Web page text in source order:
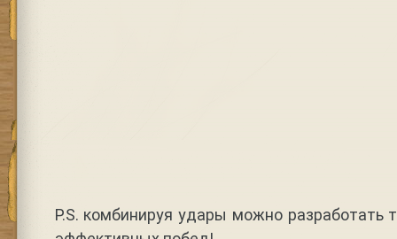
P.S. комбинируя удары можно разработать